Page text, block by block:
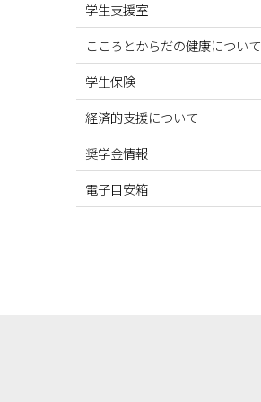
学生支援室
こころとからだの健康について
学生保険
経済的支援について
奨学金情報
電子目安箱